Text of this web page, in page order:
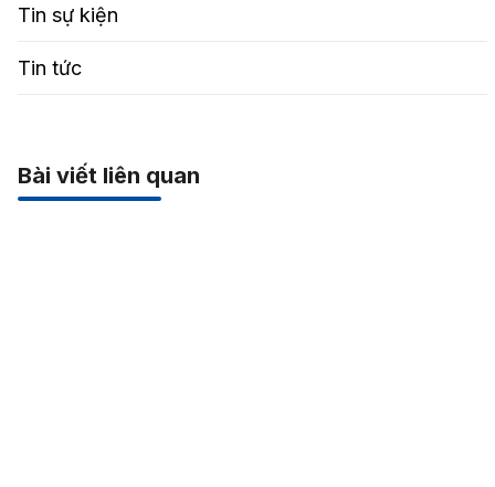
Tin sự kiện
Tin tức
Bài viết liên quan